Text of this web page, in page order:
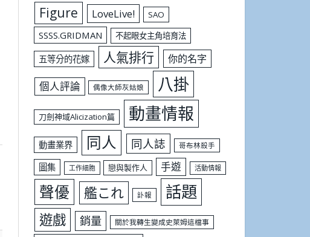
Figure LoveLive! SAO
SSSS.GRIDMAN 不起眼女主角培育法
五等分的花嫁 人氣排行 你的名字
個人評論 偶像大師灰姑娘 八掛
刀劍神域Alicization篇 動畫情報
動畫業界 同人 同人誌 哥布林殺手
圖集 工作細胞 戀與製作人 手遊 活動情報
聲優 艦これ 訃報 話題
遊戲 銷量 關於我轉生變成史萊姆這檔事